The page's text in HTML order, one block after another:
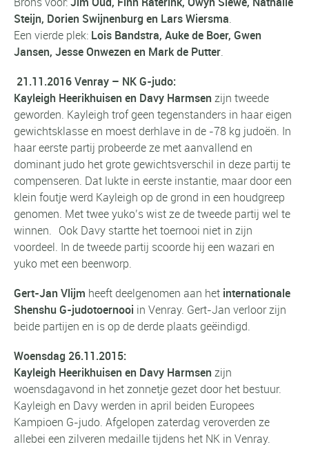
Steijn, Dorien Swijnenburg en Lars Wiersma.
Een vierde plek: Lois Bandstra, Auke de Boer, Gwen
Jansen, Jesse Onwezen en Mark de Putter.
21.11.2016 Venray – NK G-judo:
Kayleigh Heerikhuisen en Davy Harmsen zijn tweede
geworden. Kayleigh trof geen tegenstanders in haar eigen
gewichtsklasse en moest derhlave in de -78 kg judoën. In
haar eerste partij probeerde ze met aanvallend en
dominant judo het grote gewichtsverschil in deze partij te
compenseren. Dat lukte in eerste instantie, maar door een
klein foutje werd Kayleigh op de grond in een houdgreep
genomen. Met twee yuko’s wist ze de tweede partij wel te
winnen. Ook Davy startte het toernooi niet in zijn
voordeel. In de tweede partij scoorde hij een wazari en
yuko met een beenworp.
Gert-Jan Vlijm heeft deelgenomen aan het internationale
Shenshu G-judotoernooi in Venray. Gert-Jan verloor zijn
beide partijen en is op de derde plaats geëindigd.
Woensdag 26.11.2015:
Kayleigh Heerikhuisen en Davy Harmsen zijn
woensdagavond in het zonnetje gezet door het bestuur.
Kayleigh en Davy werden in april beiden Europees
Kampioen G-judo. Afgelopen zaterdag veroverden ze
allebei een zilveren medaille tijdens het NK in Venray.